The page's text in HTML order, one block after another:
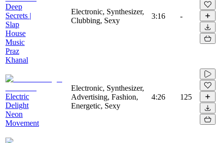
Deep
Secrets |
Slap
House
Music
Praz
Khanal
Electronic, Synthesizer,
Clubbing, Sexy
3:16 -
Electric
Delight
Neon
Movement
Electronic, Synthesizer,
Advertising, Fashion,
Energetic, Sexy
4:26 125